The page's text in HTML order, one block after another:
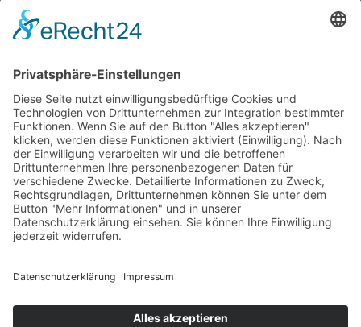
OpelMotorwagen 9 PS
Gama
andere Webseiten
Modellautos: Non-Opel
andere.hahlmodelle.de
Modellautos: Forum
opelmodellforum.de
Job: Werbeagentur Privat: Fotografie